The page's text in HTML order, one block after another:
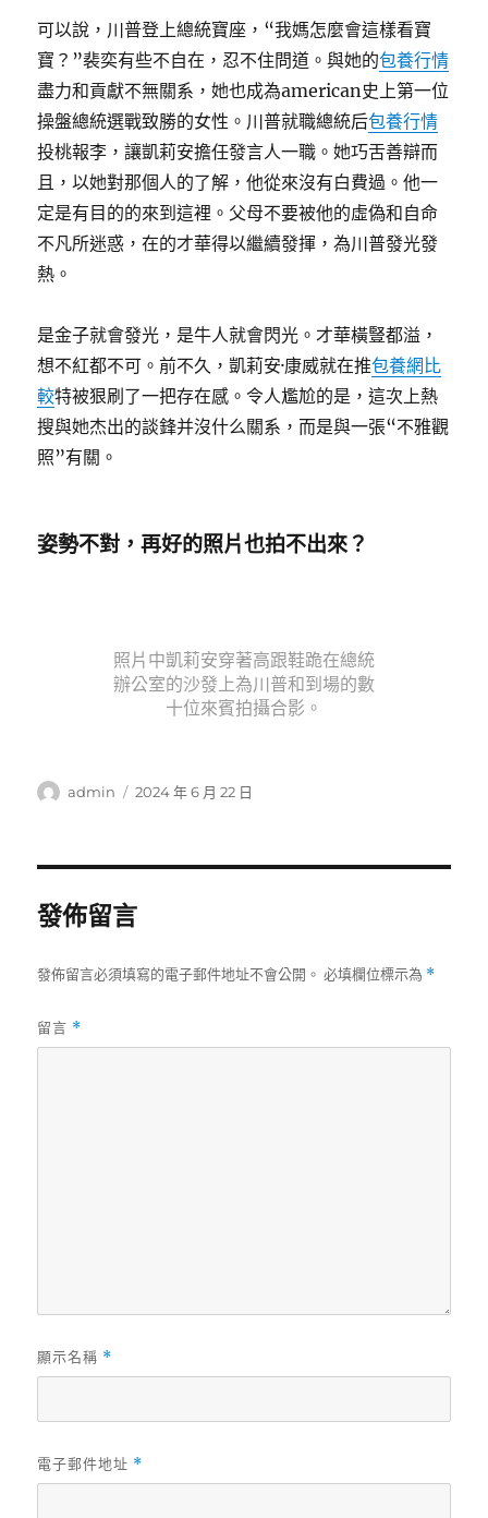
可以說，川普登上總統寶座，“我媽怎麼會這樣看寶
寶？”裴奕有些不自在，忍不住問道。與她的包養行情
盡力和貢獻不無關系，她也成為american史上第一位
操盤總統選戰致勝的女性。川普就職總統后包養行情
投桃報李，讓凱莉安擔任發言人一職。她巧舌善辯而
且，以她對那個人的了解，他從來沒有白費過。他一
定是有目的的來到這裡。父母不要被他的虛偽和自命
不凡所迷惑，在的才華得以繼續發揮，為川普發光發
熱。
是金子就會發光，是牛人就會閃光。才華橫豎都溢，
想不紅都不可。前不久，凱莉安·康威就在推包養網比
較特被狠刷了一把存在感。令人尷尬的是，這次上熱
搜與她杰出的談鋒并沒什么關系，而是與一張“不雅觀
照”有關。
姿勢不對，再好的照片也拍不出來？
照片中凱莉安穿著高跟鞋跪在總統
辦公室的沙發上為川普和到場的數
十位來賓拍攝合影。
作
admin
發
2024 年 6 月 22 日
發佈留言
發佈留言必須填寫的電子郵件地址不會公開。 必填欄位標示為 *
留言 *
顯示名稱 *
電子郵件地址 *